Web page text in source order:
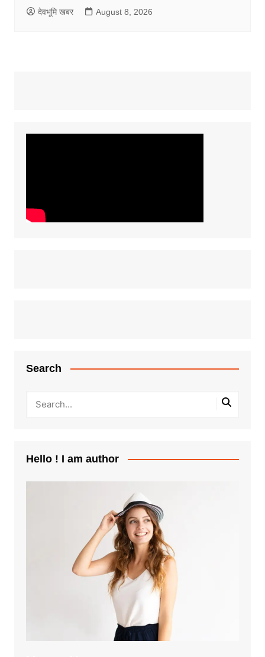
देवभूमि खबर August 8, 2026
Search
Hello ! I am author